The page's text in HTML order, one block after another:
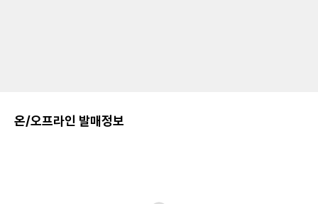
온/오프라인 발매정보